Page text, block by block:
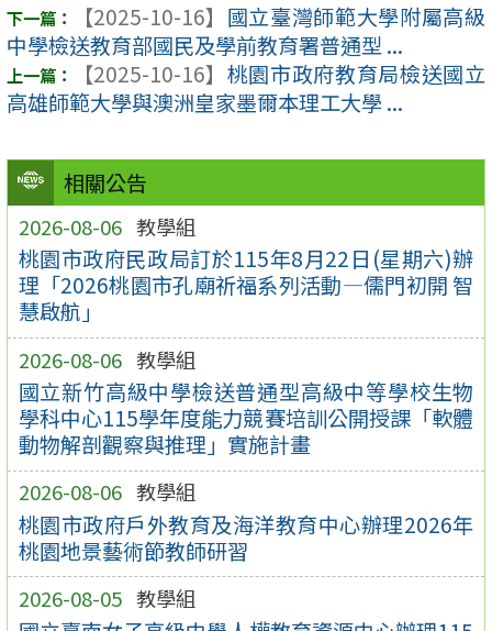
相關公告
2026-08-06 教學組
桃園市政府民政局訂於115年8月22日(星期六)辦
理「2026桃園市孔廟祈福系列活動—儒門初開 智
慧啟航」
2026-08-06 教學組
國立新竹高級中學檢送普通型高級中等學校生物
學科中心115學年度能力競賽培訓公開授課「軟體
動物解剖觀察與推理」實施計畫
2026-08-06 教學組
桃園市政府戶外教育及海洋教育中心辦理2026年
桃園地景藝術節教師研習
2026-08-05 教學組
【2025-10-16】 國立臺灣師範大學附屬高級
中學檢送教育部國民及學前教育署普通型 ...
【2025-10-16】 桃園市政府教育局檢送國立
高雄師範大學與澳洲皇家墨爾本理工大學 ...